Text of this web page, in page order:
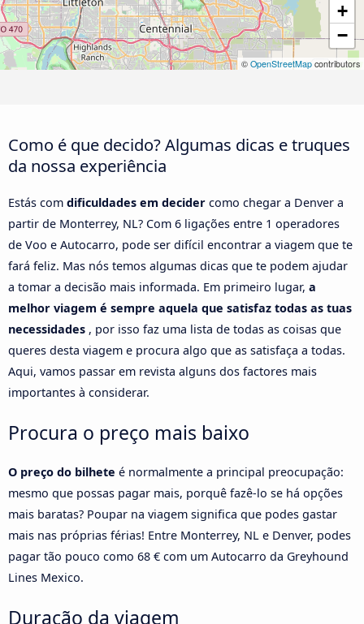
+
−
© OpenStreetMap contributors
Como é que decido? Algumas dicas e truques
da nossa experiência
Estás com dificuldades em decider como chegar a Denver a
partir de Monterrey, NL? Com 6 ligações entre 1 operadores
de Voo e Autocarro, pode ser difícil encontrar a viagem que te
fará feliz. Mas nós temos algumas dicas que te podem ajudar
a tomar a decisão mais informada. Em primeiro lugar, a
melhor viagem é sempre aquela que satisfaz todas as tuas
necessidades , por isso faz uma lista de todas as coisas que
queres desta viagem e procura algo que as satisfaça a todas.
Aqui, vamos passar em revista alguns dos factores mais
importantes à considerar.
Procura o preço mais baixo
O preço do bilhete é normalmente a principal preocupação:
mesmo que possas pagar mais, porquê fazê-lo se há opções
mais baratas? Poupar na viagem significa que podes gastar
mais nas próprias férias! Entre Monterrey, NL e Denver, podes
pagar tão pouco como 68 € com um Autocarro da Greyhound
Lines Mexico.
Duração da viagem